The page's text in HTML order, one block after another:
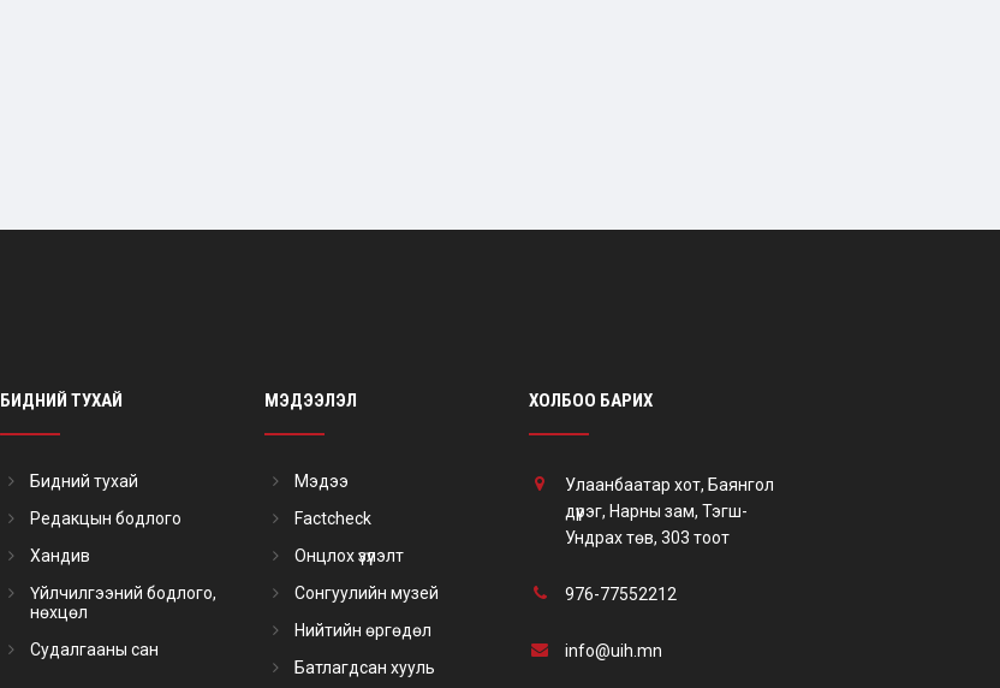
БИДНИЙ ТУХАЙ
Бидний тухай
Редакцын бодлого
Хандив
Үйлчилгээний бодлого,
нөхцөл
Судалгааны сан
МЭДЭЭЛЭЛ
Мэдээ
Factcheck
Онцлох үзүүлэлт
Сонгуулийн музей
Нийтийн өргөдөл
Батлагдсан хууль
ХОЛБОО БАРИХ
Улаанбаатар хот, Баянгол
дүүрэг, Нарны зам, Тэгш-
Ундрах төв, 303 тоот
976-77552212
info@uih.mn